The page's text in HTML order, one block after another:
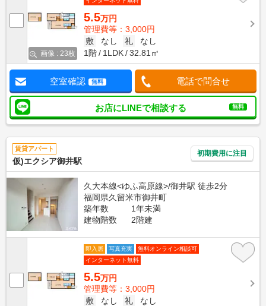
画像 : 23枚
5.5万円
管理費等：3,000円
敷
なし 礼
なし
1階
1LDK 32.81㎡
空室確認 無料 電話で問合せ
お店にLINEで相談する 無料
賃貸アパート
仮)エクシア御井駅
初期費用に注目
久大本線<ゆふ高原線>/御井駅 徒歩2分
福岡県久留米市御井町
築年数
1年未満
建物階数
2階建
即入居 写真充実
無料オンライン相談可
インターネット無料
5.5万円
管理費等：3,000円
敷
なし 礼
なし